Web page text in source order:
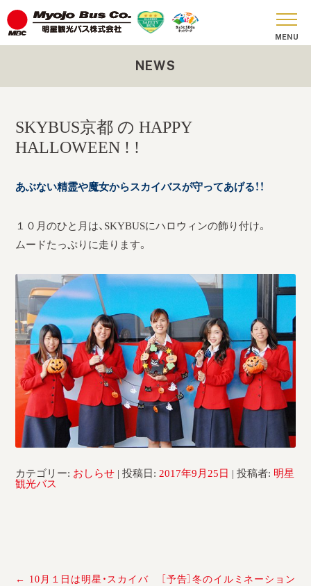
お問い合わせ
SDGs
採用情報
運輸安全マネジメント評価
安全管理規程
被害者等支援計画
新型コロナ感染予防対策
NEWS
SKYBUS京都 の HAPPY
HALLOWEEN ! !
あぶない精霊や魔女からスカイバスが守ってあげる！！
１０月のひと月は、SKYBUSにハロウィンの飾り付け。
ムードたっぷりに走ります。
カテゴリー: おしらせ | 投稿日: 2017年9月25日 |投稿者: 明星
観光バス
投
← 10月１日は明星・スカイバ
［予告］冬のイルミネーション